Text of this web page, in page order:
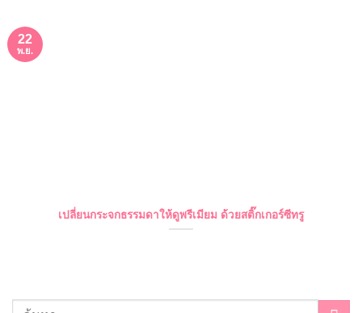
เปลี่ยนกระจกธรรมดาให้ดูพรีเมียม ด้วยสติ๊กเกอร์ซีทรู
22
พ.ย.